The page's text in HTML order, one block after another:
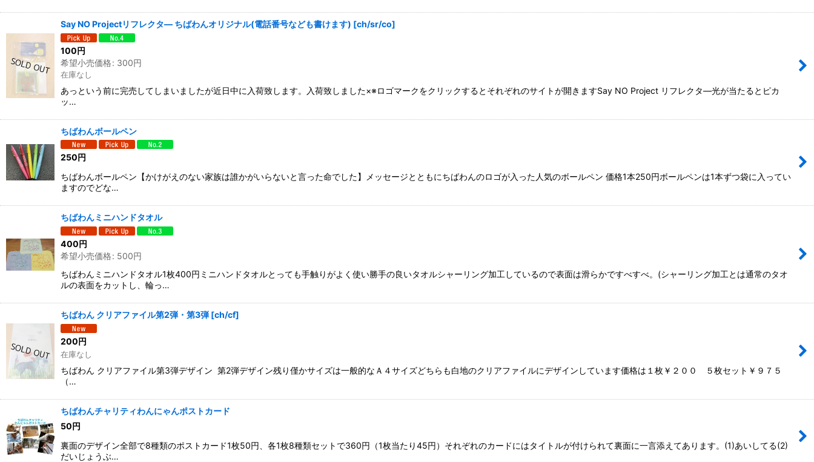
Say NO Projectリフレクタ― ちばわんオリジナル(電話番号なども書けます) [ch/sr/co]
100円
希望小売価格: 300円
在庫なし
あっという前に完売してしまいましたが近日中に入荷致します。入荷致しました×※ロゴマークをクリックするとそれぞれのサイトが開きますSay NO Project リフレクタ―光が当たるとピカ
ッ…
ちばわんボールペン
250円
ちばわんボールペン【かけがえのない家族は誰かがいらないと言った命でした】メッセージとともにちばわんのロゴが入った人気のボールペン 価格1本250円ボールペンは1本ずつ袋に入ってい
ますのでどな…
ちばわんミニハンドタオル
400円
希望小売価格: 500円
ちばわんミニハンドタオル1枚400円ミニハンドタオルとっても手触りがよく使い勝手の良いタオルシャーリング加工しているので表面は滑らかですべすべ。(シャーリング加工とは通常のタオ
ルの表面をカットし、輪っ…
ちばわん クリアファイル第2弾・第3弾 [ch/cf]
200円
在庫なし
ちばわん クリアファイル第3弾デザイン 第2弾デザイン残り僅かサイズは一般的なＡ４サイズどちらも白地のクリアファイルにデザインしています価格は１枚￥２００ ５枚セット￥９７５
（…
ちばわんチャリティわんにゃんポストカード
50円
裏面のデザイン全部で8種類のポストカード1枚50円、各1枚8種類セットで360円（1枚当たり45円）それぞれのカードにはタイトルが付けられて裏面に一言添えてあります。(1)あいしてる(2)
だいじょうぶ…